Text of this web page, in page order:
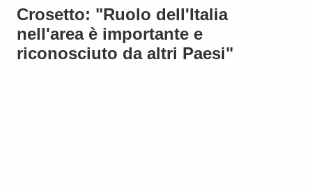
Crosetto: "Ruolo dell'Italia
nell'area è importante e
riconosciuto da altri Paesi"